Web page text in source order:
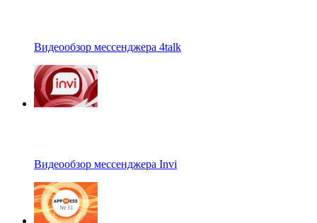
Видеообзор мессенджера 4talk
Видеообзор мессенджера Invi